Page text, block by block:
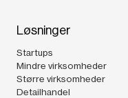
Løsninger
Startups
Mindre virksomheder
Større virksomheder
Detailhandel